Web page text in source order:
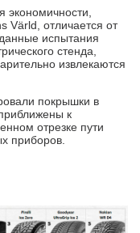
экономичности,
Värld, отличается от
испытания
стенда,
извлекаются
покрышки в
к
отрезке пути
приборов.